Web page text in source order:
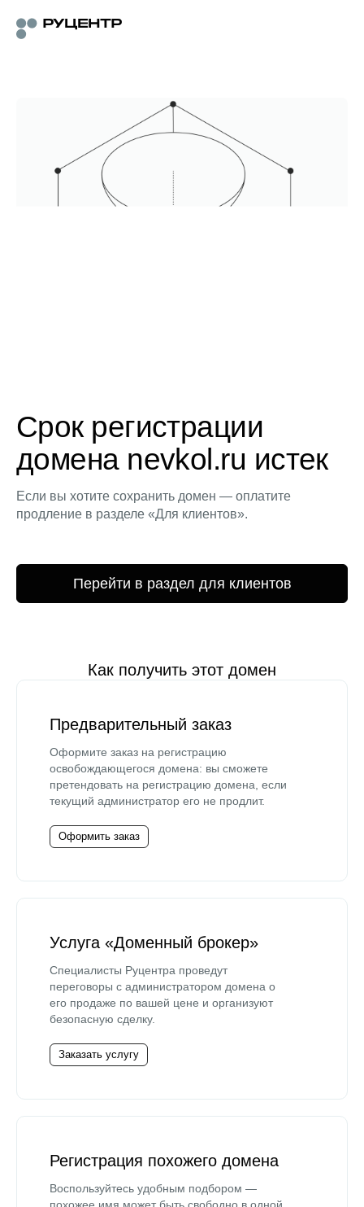
Срок регистрации
домена nevkol.ru истек
Если вы хотите сохранить домен — оплатите
продление в разделе «Для клиентов».
Перейти в раздел для клиентов
Как получить этот домен
Предварительный заказ
Оформите заказ на регистрацию
освобождающегося домена: вы сможете
претендовать на регистрацию домена, если
текущий администратор его не продлит.
Оформить заказ
Услуга «Доменный брокер»
Специалисты Руцентра проведут
переговоры с администратором домена о
его продаже по вашей цене и организуют
безопасную сделку.
Заказать услугу
Регистрация похожего домена
Воспользуйтесь удобным подбором —